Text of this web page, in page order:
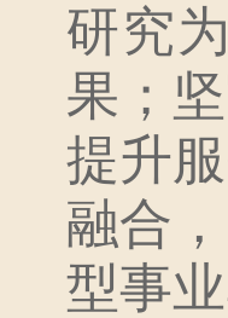
研究
果；
提升
融合
型事